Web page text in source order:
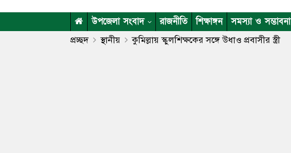
উপজেলা সংবাদ রাজনীতি শিক্ষাঙ্গন সমস্যা ও সম্ভাবনা
প্রচ্ছদ স্থানীয় কুমিল্লায় স্কুলশিক্ষকের সঙ্গে উধাও প্রবাসীর স্ত্রী